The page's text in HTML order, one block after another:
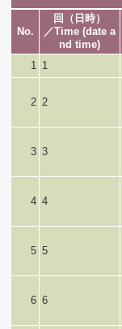
No.
回（日時）
／Time (date a
nd time)
1 1
2 2
3 3
4 4
5 5
6 6